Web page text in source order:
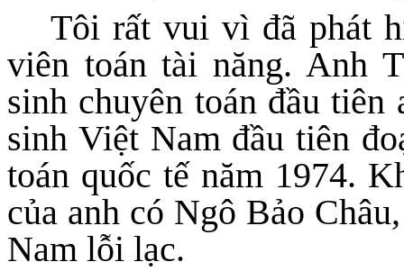
Tôi rất vui vì đã phát
viên toán tài năng. Anh
sinh chuyên toán đầu
sinh Việt Nam đầu tiên
toán quốc tế năm 1974.
của anh có Ngô Bảo
Nam lỗi lạc.